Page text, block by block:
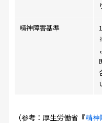
精神障害基準
（参考：厚生労働省『精神